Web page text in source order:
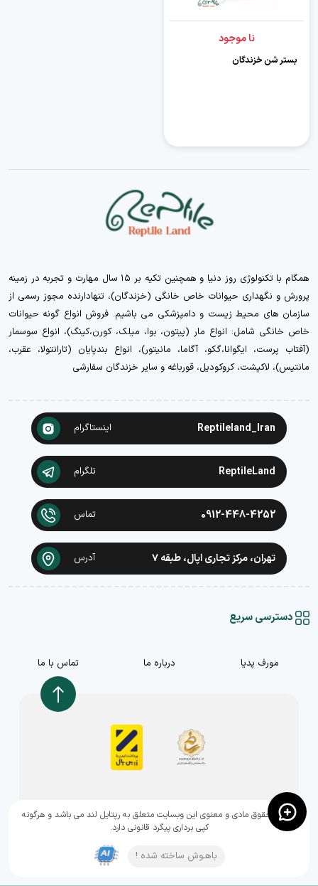
نا موجود
بستر شن خزندگان
همگام با تکنولوژی روز دنیا و همچنین تکیه بر ۱۵ سال مهارت و تجربه در زمینه
پرورش و نگهداری حیوانات خاص خانگی (خزندگان)، تنهادارنده مجوز رسمی از
سازمان های محیط زیست و دامپزشکی می باشیم. فروش انواع گونه حیوانات
خاص خانگی شامل: انواع مار (پیتون، بوا، میلک، کورن،کینگ)، انواع سوسمار
(آفتاب پرست، ایگوانا،گکو، آگاما، مانیتور)، انواع بندپایان (تارانتولا، عقرب،
مانتیس)، لاکپشت، کروکودیل، قورباغه و سایر خزندگان سفارشی
Reptileland_Iran اینستاگرام
ReptileLand تلگرام
0912-448-4252 تماس
تهران، مرکز تجاری اپال، طبقه ۷ آدرس
دسترسی سریع
مورف پدیا درباره ما تماس با ما
,تمامی حقوق مادی و معنوی این وبسایت متعلق به رپتایل لند می باشد و هرگونه
کپی برداری پیگرد قانونی دارد.
باهـوش ساخته شده !